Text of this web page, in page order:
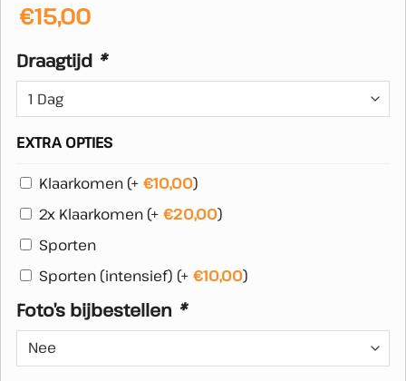
€15,00
Draagtijd *
EXTRA OPTIES
Klaarkomen (+ €10,00)
2x Klaarkomen (+ €20,00)
Sporten
Sporten (intensief) (+ €10,00)
Foto’s bijbestellen *